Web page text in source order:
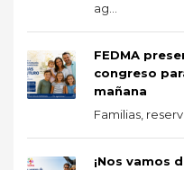
ag...
FEDMA
congreso
mañana
Familias,
¡Nos vamos